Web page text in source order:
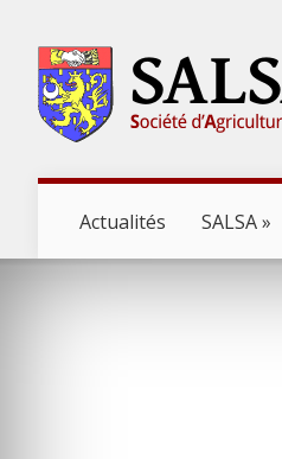
Actualités SALSA